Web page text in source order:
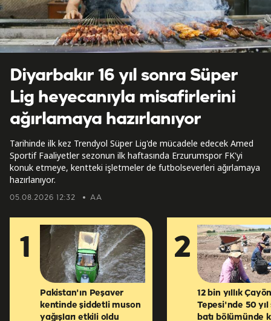
Diyarbakır 16 yıl sonra Süper
Lig heyecanıyla misafirlerini
ağırlamaya hazırlanıyor
Tarihinde ilk kez Trendyol Süper Lig'de mücadele edecek Amed
Sportif Faaliyetler sezonun ilk haftasında Erzurumspor FK'yi
konuk etmeye, kentteki işletmeler de futbolseverleri ağırlamaya
hazırlanıyor.
05.08.2026 12:32 AA
1
Pakistan'ın Peşaver
kentinde şiddetli muson
yağışları etkili oldu
2
12 bin yıllık
Tepesi'nde 50 yıl
batı bölümünde